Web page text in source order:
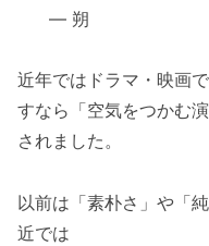
— 朔
近年ではドラマ・映画
すなら「空気をつかむ
されました。
以前は「素朴さ」や「
近では